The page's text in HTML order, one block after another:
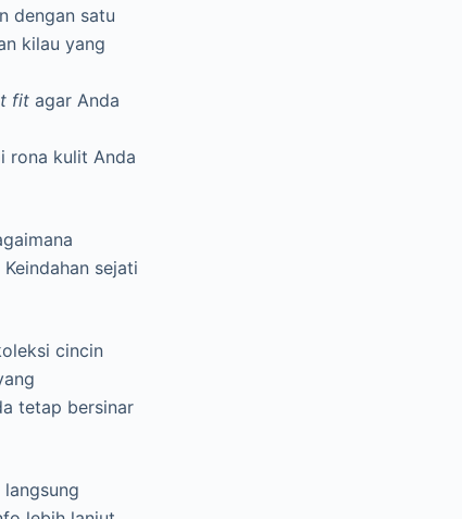
dengan satu
kilau yang
fit agar Anda
rona kulit Anda
sejati
cincin
tetap bersinar